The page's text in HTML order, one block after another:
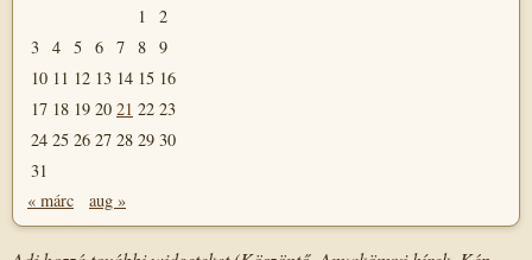
1
2
3 4 5 6 7 8 9
10 11 12 13 14 15 16
17 18 19 20 21 22 23
24 25 26 27 28 29 30
31
« márc
aug »